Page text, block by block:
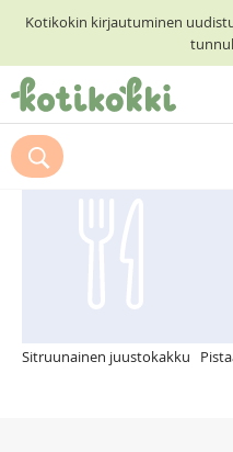
Kotikokin kirjautuminen
ETUSIVU
RESEPTIHAKU
Suosittelemme myös
Sitruunainen juustokakku